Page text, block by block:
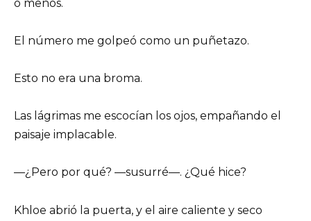
o menos.
El número me golpeó como un puñetazo.
Esto no era una broma.
Las lágrimas me escocían los ojos, empañando el
paisaje implacable.
—¿Pero por qué? —susurré—. ¿Qué hice?
Khloe abrió la puerta, y el aire caliente y seco